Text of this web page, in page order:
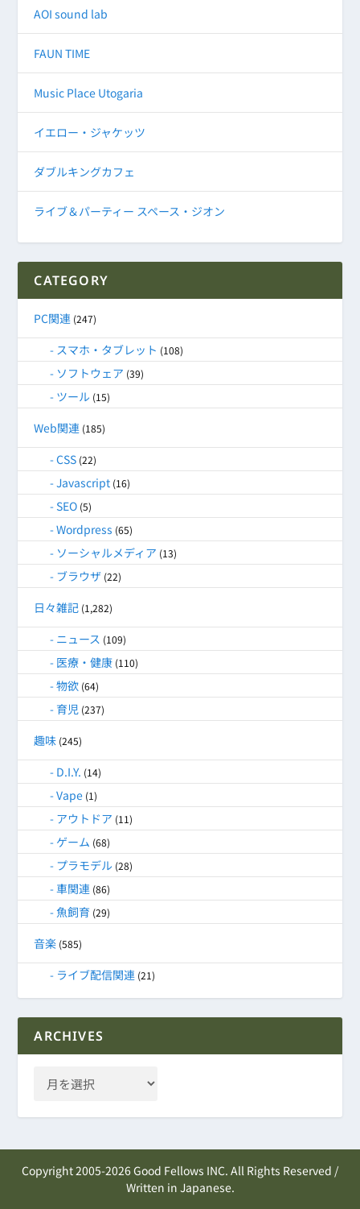
AOI sound lab
FAUN TIME
Music Place Utogaria
イエロー・ジャケッツ
ダブルキングカフェ
ライブ＆パーティー スペース・ジオン
CATEGORY
PC関連 (247)
スマホ・タブレット (108)
ソフトウェア (39)
ツール (15)
Web関連 (185)
CSS (22)
Javascript (16)
SEO (5)
Wordpress (65)
ソーシャルメディア (13)
ブラウザ (22)
日々雑記 (1,282)
ニュース (109)
医療・健康 (110)
物欲 (64)
育児 (237)
趣味 (245)
D.I.Y. (14)
Vape (1)
アウトドア (11)
ゲーム (68)
プラモデル (28)
車関連 (86)
魚飼育 (29)
音楽 (585)
ライブ配信関連 (21)
ARCHIVES
Copyright 2005-2026 Good Fellows INC. All Rights Reserved /
Written in Japanese.